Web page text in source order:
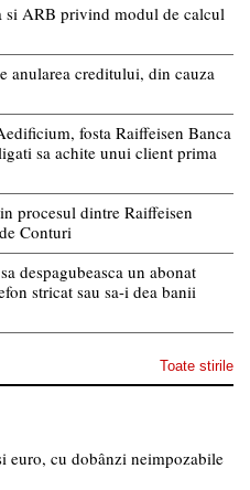
si ARB privind modul de calcul
anularea creditului, din cauza
fosta Raiffeisen Banca
sa achite unui client prima
procesul dintre Raiffeisen
Conturi
despagubeasca un abonat
stricat sau sa-i dea banii
Toate stirile
cu dobânzi neimpozabile